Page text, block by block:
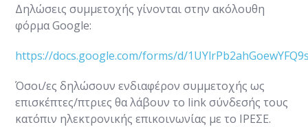
Δηλώσεις συμμετοχής γίνονται στην ακόλουθη
φόρμα Google:
https://docs.google.com/forms/d/
Όσοι/ες δηλώσουν ενδιαφέρον συμμετοχής ως
επισκέπτες/πτριες θα λάβουν το link σύνδεσής τους
κατόπιν ηλεκτρονικής επικοινωνίας με το ΙΡΕΣΕ.